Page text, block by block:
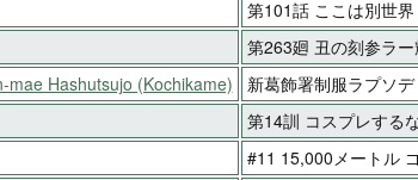
第101話 ここは別世界
第263廻 丑の刻参ラ
mae Hashutsujo (Kochikame)
新葛飾署制服ラプソ
第14訓 コスプレする
#11 15,000メートル